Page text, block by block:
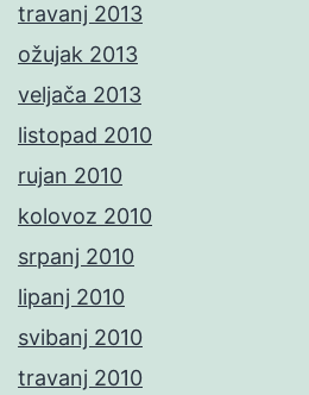
travanj 2013
ožujak 2013
veljača 2013
listopad 2010
rujan 2010
kolovoz 2010
srpanj 2010
lipanj 2010
svibanj 2010
travanj 2010